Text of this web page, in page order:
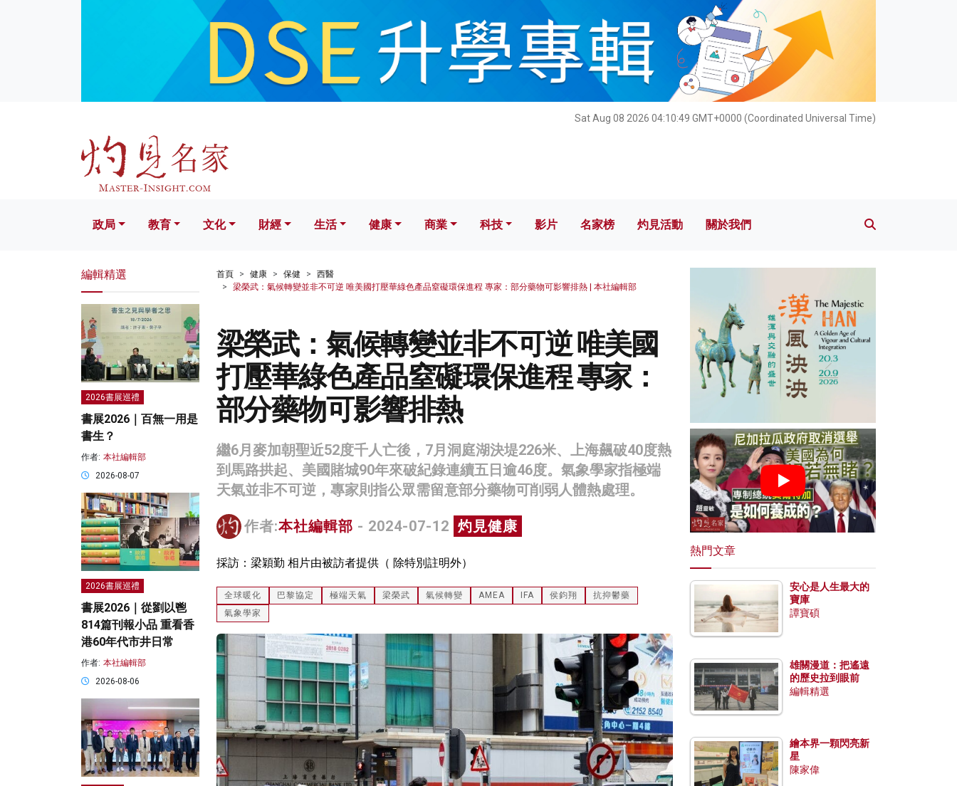
Sat Aug 08 2026 04:10:51 GMT+0000 (Coordinated Universal Time)
文化 財經 生活 健康 科技 影片 名家榜 灼見活動 關於我們
政局 教育 文化 財經 生活 健康 商業 科技 影片 名家榜 灼見活動 關於我們
首頁 健康 保健
西醫
梁榮武：氣候轉變並非不可逆 唯美國打壓華綠色產品窒礙環保進程 專家：部分藥物可影響排熱 | 本社編輯部
梁榮武：氣候轉變並非不可逆 唯美國
打壓華綠色產品窒礙環保進程 專家：
部分藥物可影響排熱
繼6月麥加朝聖近52度千人亡後，7月洞庭湖決堤226米、上海飆破40度熱
到馬路拱起、美國賭城90年來破紀錄連續五日逾46度。氣象學家指極端
天氣並非不可逆，專家則指公眾需留意部分藥物可削弱人體熱處理。
作者:本社編輯部 - 2024-07-12 灼見健康
採訪：梁穎勤 相片由被訪者提供（ 除特別註明外）
全球暖化 巴黎協定 極端天氣 梁榮武 氣候轉變 AMEA IFA 侯鈞翔
抗抑鬱藥
氣象學家
編輯精選
2026書展巡禮
書展2026｜百無一用是
書生？
作者: 本社編輯部
2026-08-07
2026書展巡禮
書展2026｜從劉以鬯
814篇刊報小品 重看香
港60年代市井日常
作者: 本社編輯部
2026-08-06
熱門文章
安心是人生最大的
寶庫
譚寶碩
雄關漫道：把遙遠
的歷史拉到眼前
編輯精選
繪本界一顆閃亮新
星
陳家偉